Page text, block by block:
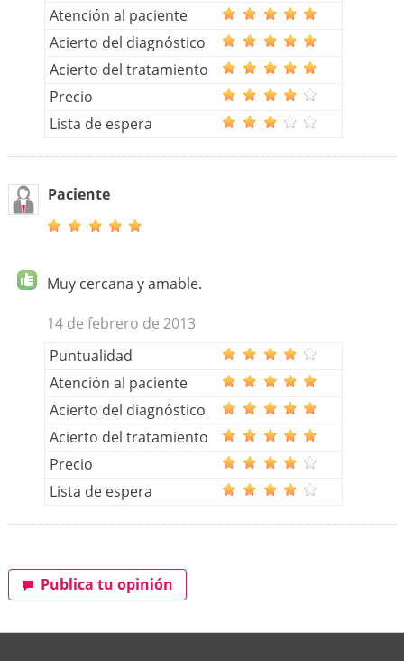
Atención al paciente
Acierto del diagnóstico
Acierto del tratamiento
Precio
Lista de espera
Paciente
Muy cercana y amable.
14 de febrero de 2013
Puntualidad
Atención al paciente
Acierto del diagnóstico
Acierto del tratamiento
Precio
Lista de espera
Publica tu opinión